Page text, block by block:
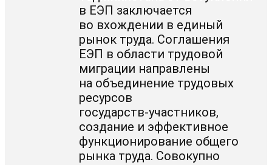
в ЕЭП заключается
во вхождении в единый
рынок труда. Соглашения
ЕЭП в области трудовой
миграции направлены
на объединение трудовых
ресурсов
государств-участников,
создание и эффективное
функционирование общего
рынка труда. Совокупно